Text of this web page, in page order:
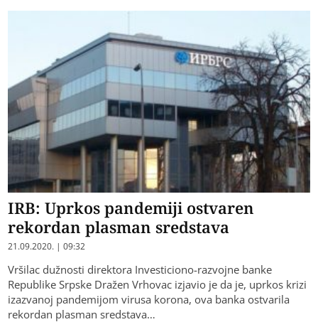
IRB: Uprkos pandemiji ostvaren
rekordan plasman sredstava
21.09.2020. | 09:32
Vršilac dužnosti direktora Investiciono-razvojne banke
Republike Srpske Dražen Vrhovac izjavio je da je, uprkos krizi
izazvanoj pandemijom virusa korona, ova banka ostvarila
rekordan plasman sredstava…